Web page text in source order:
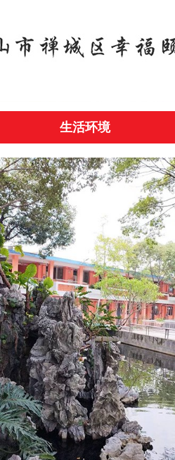
网站首页
幸福简介
生活环境
入院须知
常见问题
在线留言
幸福动态
联系我们
生活环境